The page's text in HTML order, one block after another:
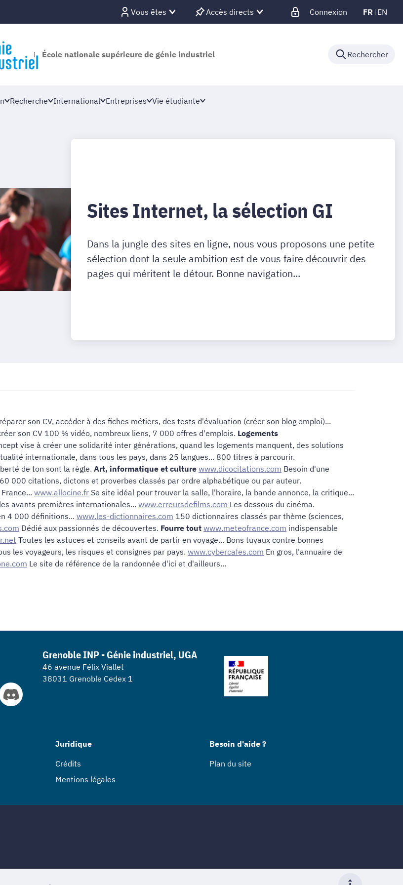
Vous êtes Accès directs Connexion FR EN
École nationale supérieure de génie industriel Rechercher
Recherche International Entreprises Vie étudiante
Sites Internet, la sélection GI
Dans la jungle des sites en ligne, nous vous proposons une petite
sélection dont la seule ambition est de vous faire découvrir des
pages qui méritent le détour. Bonne navigation...
son CV, accéder à des fiches métiers, des tests d'évaluation (créer son blog emploi)...
son CV 100 % vidéo, nombreux liens, 7 000 offres d'emplois. Logements
vise à créer une solidarité inter générations, quand les logements manquent, des solutions
internationale, dans tous les pays, dans 25 langues... 800 titres à parcourir.
de ton sont la règle. Art, informatique et culture www.dicocitations.com Besoin d'une
000 citations, dictons et proverbes classés par ordre alphabétique ou par auteur.
www.allocine.fr Se site idéal pour trouver la salle, l'horaire, la bande annonce, la critique...
avants premières internationales... www.erreursdefilms.com Les dessous du cinéma.
4 000 définitions... www.les-dictionnaires.com 150 dictionnaires classés par thème (sciences,
Dédié aux passionnés de découvertes. Fourre tout www.meteofrance.com indispensable
Toutes les astuces et conseils avant de partir en voyage... Bons tuyaux contre bonnes
les voyageurs, les risques et consignes par pays. www.cybercafes.com En gros, l'annuaire de
Le site de référence de la randonnée d'ici et d'ailleurs...
Grenoble INP - Génie industriel, UGA
46 avenue Félix Viallet
38031 Grenoble Cedex 1
Juridique
Crédits
Mentions légales
Besoin d'aide ?
Plan du site